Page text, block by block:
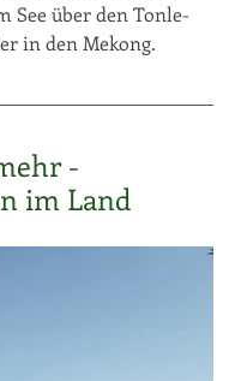
See über den Tonle-
in den Mekong.
-
im Land